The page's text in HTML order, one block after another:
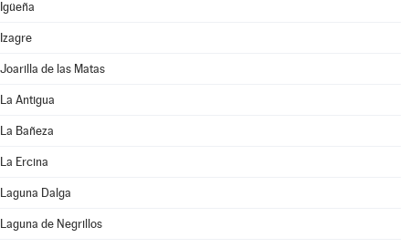
Igüeña
Izagre
Joarilla de las Matas
La Antigua
La Bañeza
La Ercina
Laguna Dalga
Laguna de Negrillos